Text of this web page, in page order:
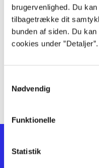
brugervenlighed. Du
tilbagetrække dit
bunden af siden. Du
cookies under ”Detaljer”.
Nødvendig
Funktionelle
Statistik
lorem ipsum dolor sit
lorem ipsum dolor sit
lorem ipsum dolor sit
lorem ipsum dolor sit
lorem ipsum dolor sit